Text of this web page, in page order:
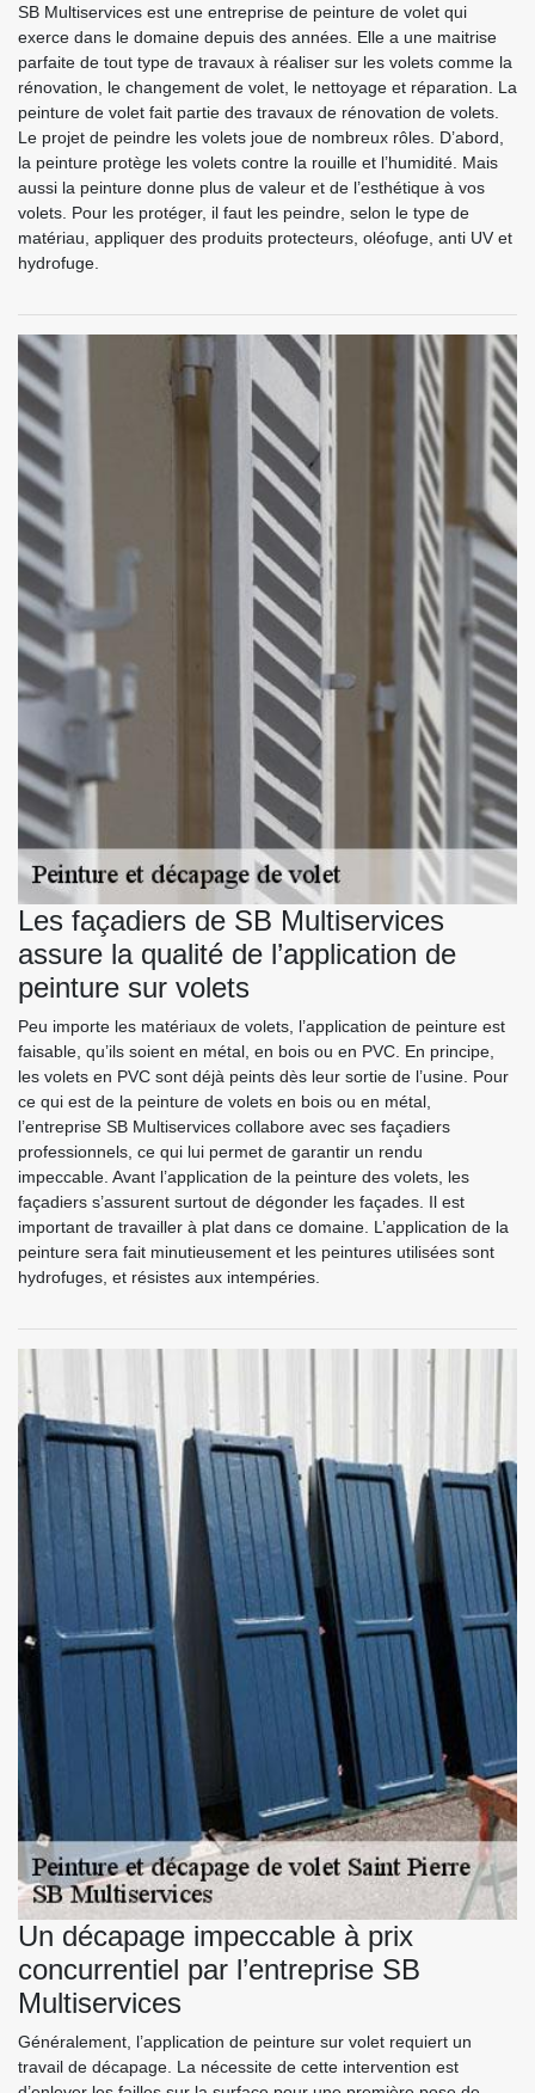
SB Multiservices est une entreprise de peinture de volet qui
exerce dans le domaine depuis des années. Elle a une maitrise
parfaite de tout type de travaux à réaliser sur les volets comme la
rénovation, le changement de volet, le nettoyage et réparation. La
peinture de volet fait partie des travaux de rénovation de volets.
Le projet de peindre les volets joue de nombreux rôles. D’abord,
la peinture protège les volets contre la rouille et l’humidité. Mais
aussi la peinture donne plus de valeur et de l’esthétique à vos
volets. Pour les protéger, il faut les peindre, selon le type de
matériau, appliquer des produits protecteurs, oléofuge, anti UV et
hydrofuge.
Les façadiers de SB Multiservices
assure la qualité de l’application de
peinture sur volets
Peu importe les matériaux de volets, l’application de peinture est
faisable, qu’ils soient en métal, en bois ou en PVC. En principe,
les volets en PVC sont déjà peints dès leur sortie de l’usine. Pour
ce qui est de la peinture de volets en bois ou en métal,
l’entreprise SB Multiservices collabore avec ses façadiers
professionnels, ce qui lui permet de garantir un rendu
impeccable. Avant l’application de la peinture des volets, les
façadiers s’assurent surtout de dégonder les façades. Il est
important de travailler à plat dans ce domaine. L’application de la
peinture sera fait minutieusement et les peintures utilisées sont
hydrofuges, et résistes aux intempéries.
Un décapage impeccable à prix
concurrentiel par l’entreprise SB
Multiservices
Généralement, l’application de peinture sur volet requiert un
travail de décapage. La nécessite de cette intervention est